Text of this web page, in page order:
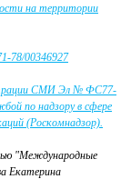
на территории
78/00346927
СМИ Эл № ФС77-
по надзору в сфере
(Роскомнадзор).
"Международные
Екатерина